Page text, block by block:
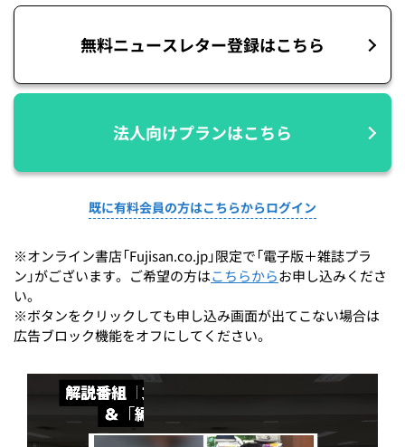
無料ニュースレター登録はこちら
法人向けプランはこちら
既に有料会員の方はこちらからログイン
※オンライン書店「Fujisan.co.jp」限定で「電子版＋雑誌プラ
ン」がございます。ご希望の方はこちらからお申し込みくださ
い。
※ボタンをクリックしても申し込み画面が出てこない場合は
広告ブロック機能をオフにしてください。